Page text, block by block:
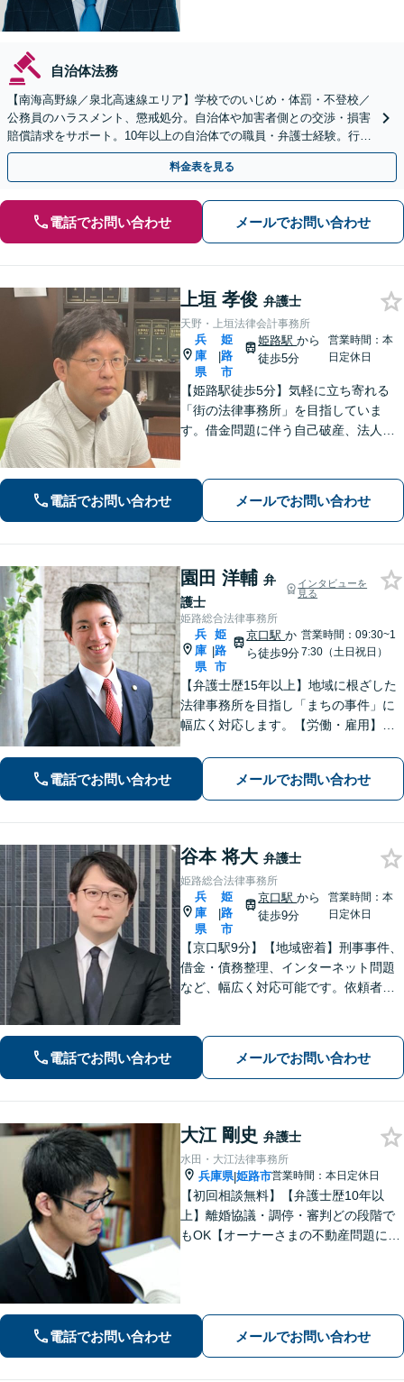
自治体法務
【南海高野線／泉北高速線エリア】学校でのいじめ・体罰・不登校／
公務員のハラスメント、懲戒処分。自治体や加害者側との交渉・損害
賠償請求をサポート。10年以上の自治体での職員・弁護士経験。行政
組織の動きを見据えて解決策をご提案【オンライン可】
料金表を見る
電話でお問い合わせ メールでお問い合わせ
上垣 孝俊 弁護士
天野・上垣法律会計事務所
兵
庫
県
|
姫
路
市
姫路駅から
徒歩5分
営業時間：本
日定休日
【姫路駅徒歩5分】気軽に立ち寄れる
「街の法律事務所」を目指していま
す。借金問題に伴う自己破産、法人破
しっかり耳を傾けサポートいたしま
す。【初回相談無料】【個室対応】
電話でお問い合わせ メールでお問い合わせ
園田 洋輔 弁
護士
インタビューを
見る
姫路総合法律事務所
兵
庫
県
|
姫
路
市
京口駅か
ら徒歩9分
営業時間：09:30~1
7:30（土日祝日）
【弁護士歴15年以上】地域に根ざした
法律事務所を目指し「まちの事件」に
幅広く対応します。【労働・雇用】残
せんか？正しい知識で正当な権利を主
張します。【相続・遺言】遺言書作成
のサポートはお任せください。
電話でお問い合わせ メールでお問い合わせ
谷本 将大 弁護士
姫路総合法律事務所
兵
庫
県
|
姫
路
市
京口駅から
徒歩9分
営業時間：本
日定休日
【京口駅9分】【地域密着】刑事事件、
借金・債務整理、インターネット問題
など、幅広く対応可能です。依頼者さ
ます。また、問題となっている背景事
情にも気を配り、根本的な解決を目指
電話でお問い合わせ メールでお問い合わせ
大江 剛史 弁護士
水田・大江法律事務所
兵庫県|姫路市営業時間：本日定休日
【初回相談無料】【弁護士歴10年以
上】離婚協議・調停・審判どの段階で
もOK【オーナーさまの不動産問題に特
【夜間面談可】遺言書作成に対応
電話でお問い合わせ メールでお問い合わせ